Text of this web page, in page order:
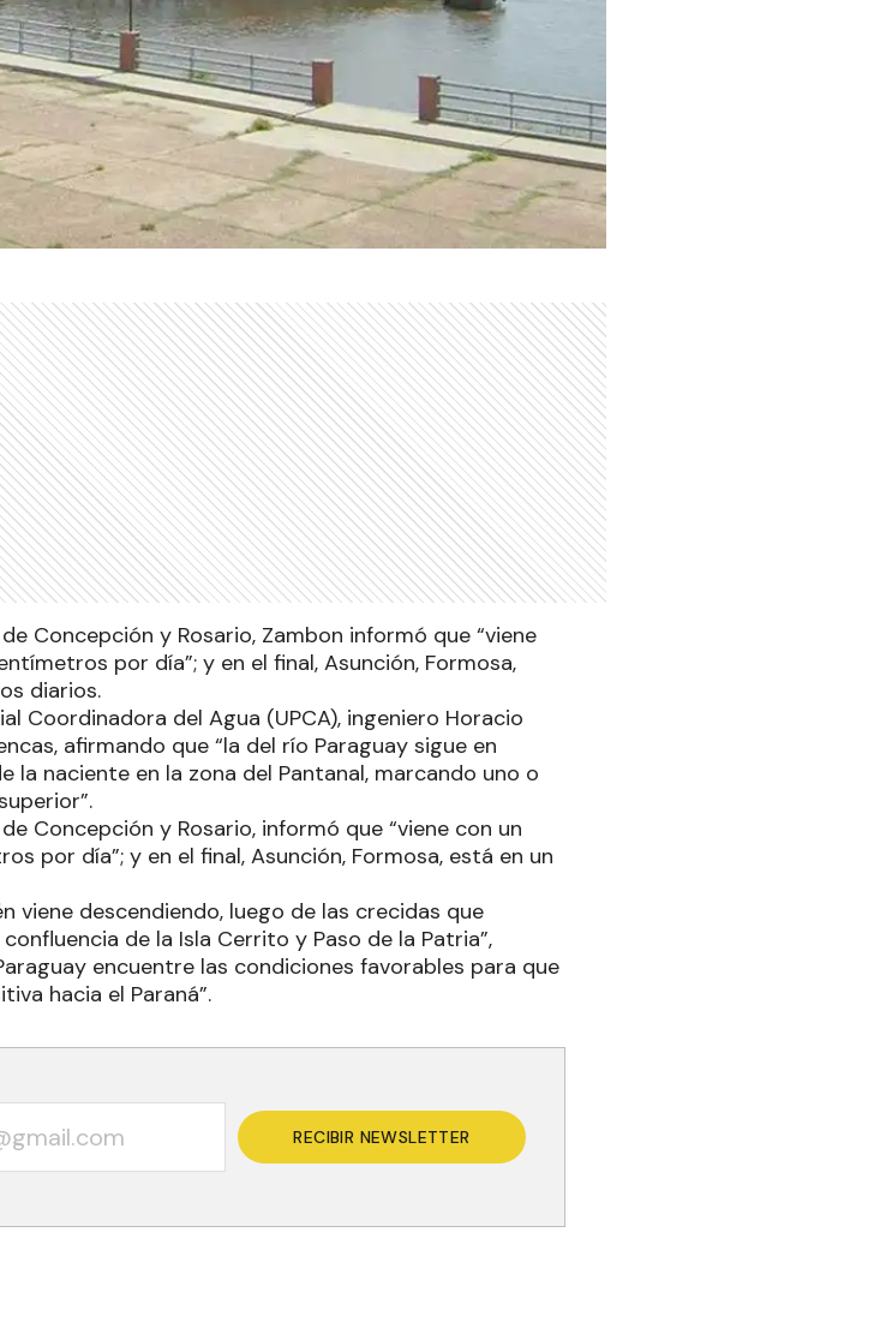
Concepción y Rosario, Zambon informó que “viene
por día”; y en el final, Asunción, Formosa,
diarios.
Coordinadora del Agua (UPCA), ingeniero Horacio
afirmando que “la del río Paraguay sigue en
la naciente en la zona del Pantanal, marcando uno o
Concepción y Rosario, informó que “viene con un
por día”; y en el final, Asunción, Formosa, está en un
viene descendiendo, luego de las crecidas que
de la Isla Cerrito y Paso de la Patria”,
encuentre las condiciones favorables para que
hacia el Paraná”.
RECIBIR NEWSLETTER